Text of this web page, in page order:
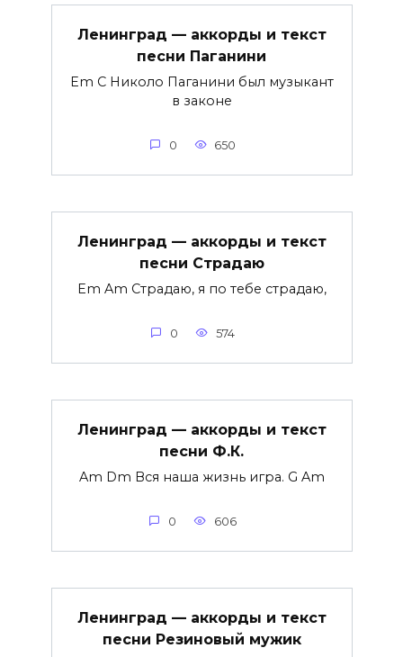
Ленинград — аккорды и текст
песни Паганини
Em C Николо Паганини был музыкант
в законе
0 650
Ленинград — аккорды и текст
песни Страдаю
Em Am Страдаю, я по тебе страдаю,
0 574
Ленинград — аккорды и текст
песни Ф.К.
Am Dm Вся наша жизнь игра. G Am
0 606
Ленинград — аккорды и текст
песни Резиновый мужик